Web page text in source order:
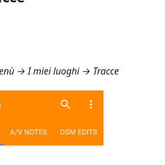
→ I miei luoghi → Tracce